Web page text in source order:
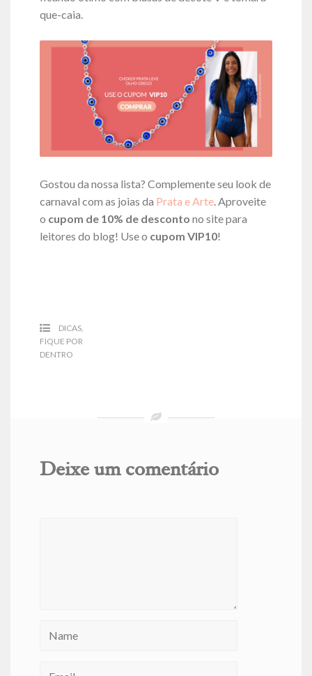
que-caia.
Gostou da nossa lista? Complemente seu look de
carnaval com as joias da Prata e Arte. Aproveite
o cupom de 10% de desconto no site para
leitores do blog! Use o cupom VIP10!
DICAS,
FIQUE POR
DENTRO
Deixe um comentário